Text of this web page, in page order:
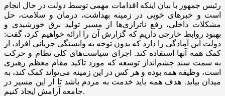
رئیس جمهور با بیان اینکه اقدامات مهمی توسط دولت در حال انجام
است و خبرهای خوبی در زمینه بهداشت، درمان و سلامت، حل
مشکلات داخلی، رفع ناترازی‌ها از مسیر تولید برق‌ خورشیدی و
بهبود روابط خارجی داریم که گزارش آن را ارائه خواهیم کرد، گفت:
دولت این آمادگی را دارد که بدون توجه به وابستگی جریانی افراد، از
کمک‌ همه آنها استفاده کند. اجرای سیاست‌های کلی نظام و حرکت
به سمت سند چشم‌انداز توسعه که مورد تاکید مقام معظم رهبری
است، وظیفه همه بوده و هر کس در این زمینه می‌تواند کمک کند، به
میدان بیاید. هدف همه باید خدمت به مردم باشد تا از این مسیر در
جامعه آرامش ایجاد کنیم.